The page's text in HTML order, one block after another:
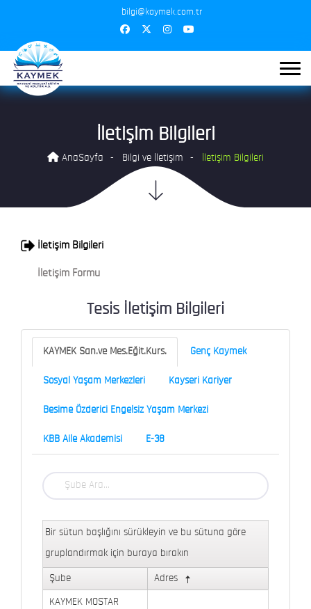
bilgi@kaymek.com.tr
İletişim Bilgileri
AnaSayfa Bilgi ve İletişim İletişim Bilgileri
İletişim Bilgileri
İletişim Formu
Tesis İletişim Bilgileri
KAYMEK San.ve Mes.Eğit.Kurs. Genç Kaymek
Sosyal Yaşam Merkezleri Kayseri Kariyer
Besime Özderici Engelsiz Yaşam Merkezi
KBB Aile Akademisi E-38
Bir sütun başlığını sürükleyin ve bu sütuna göre
gruplandırmak için buraya bırakın
Şube Adres
KAYMEK MOSTAR